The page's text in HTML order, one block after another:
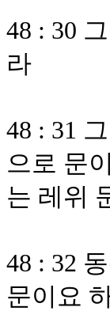
48 : 30
라
48 : 31
으로 문
는 레위
48 : 32
문이요